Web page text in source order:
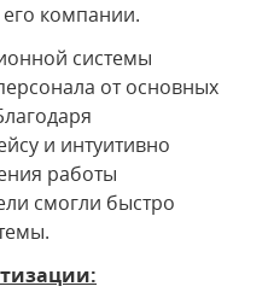
компании.
системы
от основных
и интуитивно
работы
смогли быстро